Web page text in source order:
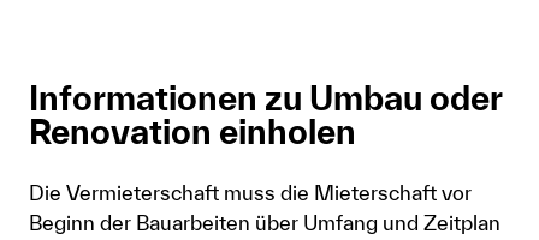
Informationen zu Umbau oder
Renovation einholen
Die Vermieterschaft muss die Mieterschaft vor
Beginn der Bauarbeiten über Umfang und Zeitplan